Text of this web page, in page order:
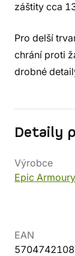
záštity cca
Pro delší
chrání proti
drobné
Detaily
Výrobce
Epic Armoury
EAN